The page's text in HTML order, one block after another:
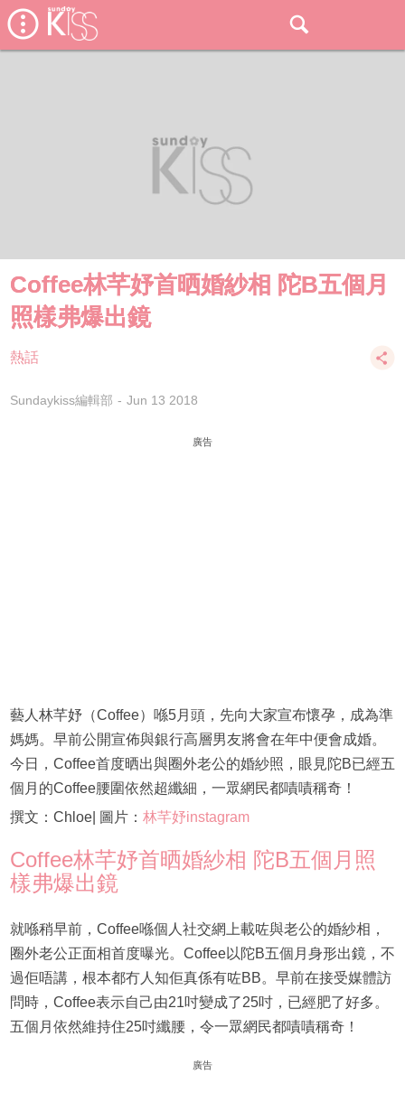
Coffee林芊妤首晒婚紗相 陀B五個月
照樣弗爆出鏡
熱話
Sundaykiss編輯部 Jun 13 2018
廣告
藝人林芊妤（Coffee）喺5月頭，先向大家宣布懷孕，成為準
媽媽。早前公開宣佈與銀行高層男友將會在年中便會成婚。
今日，Coffee首度晒出與圈外老公的婚紗照，眼見陀B已經五
個月的Coffee腰圍依然超纖細，一眾網民都嘖嘖稱奇！
撰文：Chloe| 圖片： 林芊妤instagram
Coffee林芊妤首晒婚紗相 陀B五個月照
樣弗爆出鏡
就喺稍早前，Coffee喺個人社交網上載咗與老公的婚紗相，
圈外老公正面相首度曝光。Coffee以陀B五個月身形出鏡，不
過佢唔講，根本都冇人知佢真係有咗BB。早前在接受媒體訪
問時，Coffee表示自己由21吋變成了25吋，已經肥了好多。
五個月依然維持住25吋纖腰，令一眾網民都嘖嘖稱奇！
廣告